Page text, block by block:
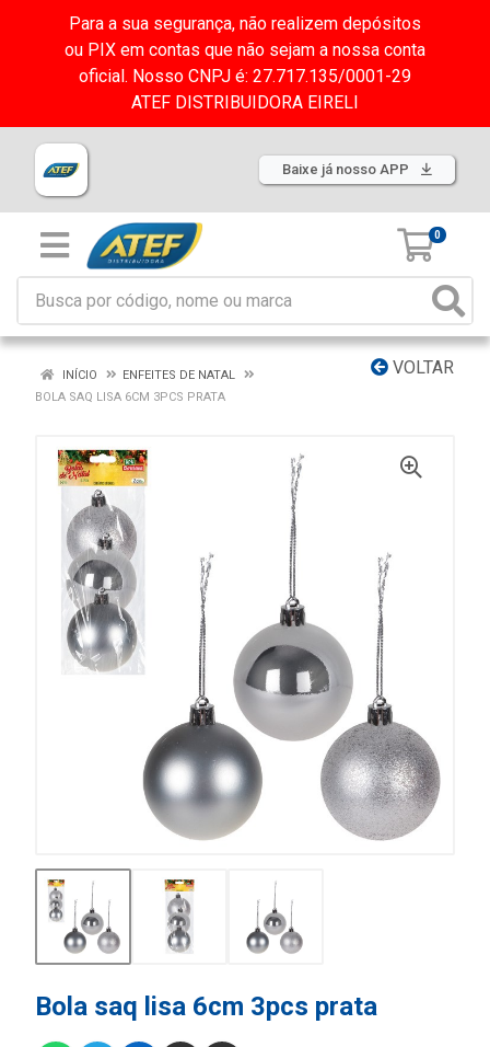
Para a sua segurança, não realizem depósitos
ou PIX em contas que não sejam a nossa conta
oficial. Nosso CNPJ é: 27.717.135/0001-29
ATEF DISTRIBUIDORA EIRELI
Baixe já nosso APP
0
VOLTAR
INÍCIO
ENFEITES DE NATAL
BOLA SAQ LISA 6CM 3PCS PRATA
Bola saq lisa 6cm 3pcs prata